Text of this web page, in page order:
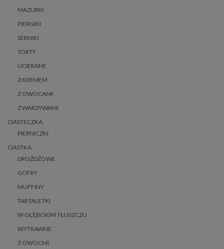
MAZURKI
PIERNIKI
SERNIKI
TORTY
UCIERANE
Z KREMEM
Z OWOCAMI
Z WARZYWAMI
CIASTECZKA
PIERNICZKI
CIASTKA
DROŻDŻOWE
GOFRY
MUFFINY
TARTALETKI
W GŁĘBOKIM TŁUSZCZU
WYTRAWNE
Z OWOCMI